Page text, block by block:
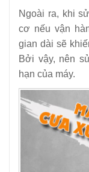
Ngoài ra, khi
cơ nếu vận
gian dài sẽ
Bởi vậy, nên
hạn của máy.